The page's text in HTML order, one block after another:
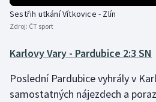
Vodní slalom
Volejbal
Ostatní
Sestřih utkání Vítkovice - Zlín
Zdroj: ČT sport
Karlovy Vary - Pardubice 2:3 SN
Poslední Pardubice vyhrály v
samostatných nájezdech a